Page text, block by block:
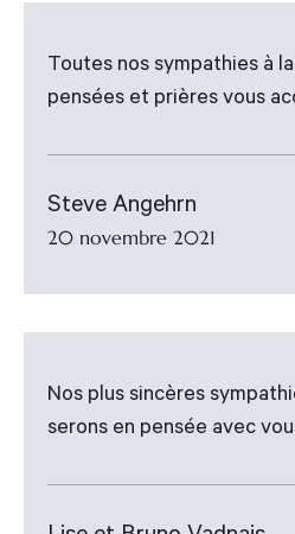
Toutes nos sympathies à
pensées et prières vous
Steve Angehrn
20 novembre 2021
Nos plus sincères
serons en pensée avec